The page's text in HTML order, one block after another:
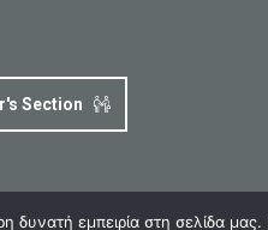
Section
εμπειρία στη σελίδα